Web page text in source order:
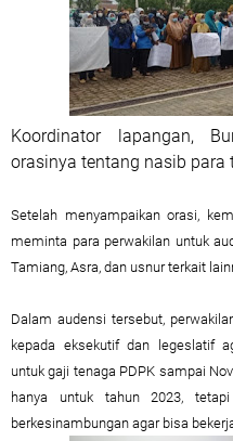
Koordinator lapangan,
orasinya tentang nasib para
Setelah menyampaikan orasi,
meminta para perwakilan untuk
Tamiang, Asra, dan usnur terkait
Dalam audensi tersebut,
kepada eksekutif dan legeslatif
untuk gaji tenaga PDPK sampai
hanya untuk tahun 2023,
berkesinambungan agar bisa